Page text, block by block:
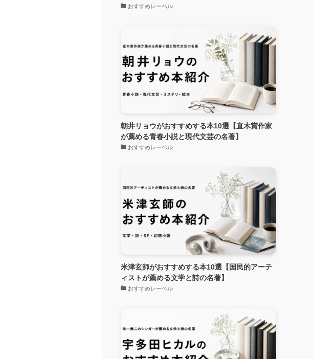
おすすめレーベル
朝井リョウがおすすめする本10選【直木賞作家
が薦める青春小説と現代文芸の名著】
おすすめレーベル
米津玄師がおすすめする本10選【国民的アーテ
ィストが薦める文学と詩の名著】
おすすめレーベル